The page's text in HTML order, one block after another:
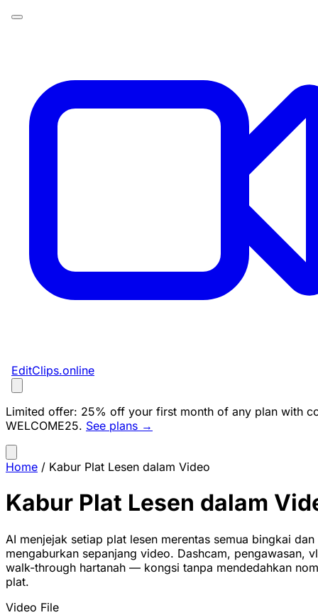
EditClips.online
Limited offer: 25% off your first month of any plan with
WELCOME25. See plans →
Home / Kabur Plat Lesen dalam Video
Kabur Plat Lesen dalam
AI menjejak setiap plat lesen merentas semua bingkai dan
mengaburkan sepanjang video. Dashcam, pengawasan,
walk-through hartanah — kongsi tanpa mendedahkan
plat.
Video File